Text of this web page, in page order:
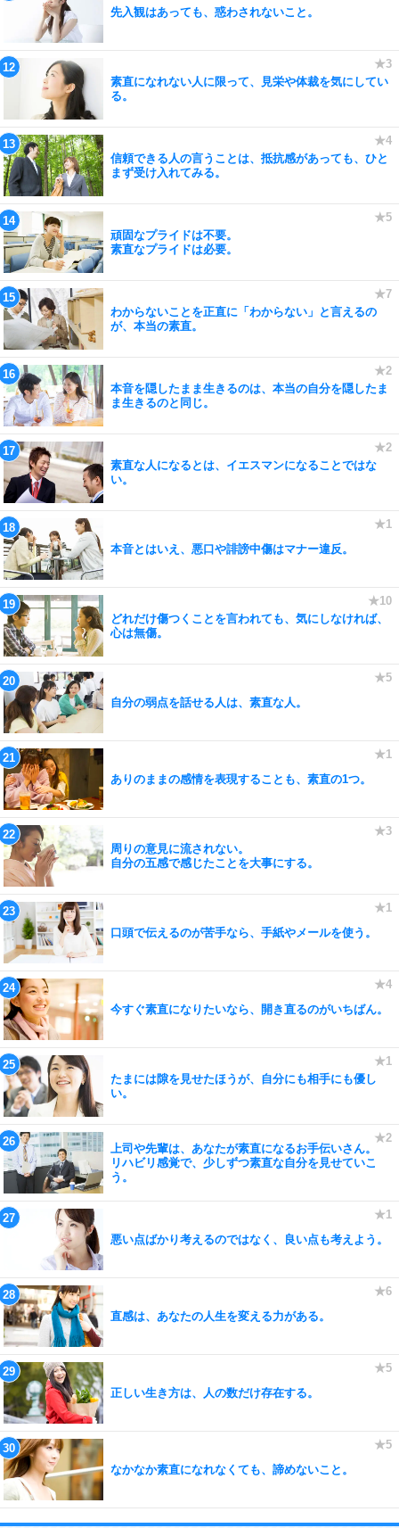
先入観はあっても、惑わされないこと。
素直になれない人に限って、見栄や体裁を気にしてい
る。
信頼できる人の言うことは、抵抗感があっても、ひと
まず受け入れてみる。
頑固なプライドは不要。
素直なプライドは必要。
わからないことを正直に「わからない」と言えるの
が、本当の素直。
本音を隠したまま生きるのは、本当の自分を隠したま
ま生きるのと同じ。
素直な人になるとは、イエスマンになることではな
い。
本音とはいえ、悪口や誹謗中傷はマナー違反。
どれだけ傷つくことを言われても、気にしなければ、
心は無傷。
自分の弱点を話せる人は、素直な人。
ありのままの感情を表現することも、素直の1つ。
周りの意見に流されない。
自分の五感で感じたことを大事にする。
口頭で伝えるのが苦手なら、手紙やメールを使う。
今すぐ素直になりたいなら、開き直るのがいちばん。
たまには隙を見せたほうが、自分にも相手にも優し
い。
上司や先輩は、あなたが素直になるお手伝いさん。
リハビリ感覚で、少しずつ素直な自分を見せていこ
う。
悪い点ばかり考えるのではなく、良い点も考えよう。
直感は、あなたの人生を変える力がある。
正しい生き方は、人の数だけ存在する。
なかなか素直になれなくても、諦めないこと。